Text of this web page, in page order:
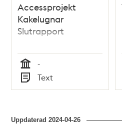
Accessprojekt
Kakelugnar
Slutrapport
Tid
-
Typ
Text
Uppdaterad2024-04-26